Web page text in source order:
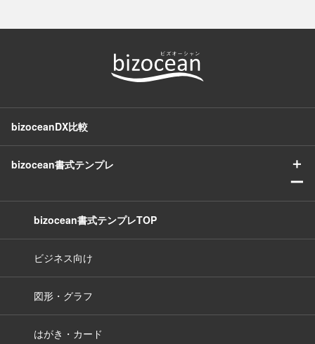
bizoceanDX比較
bizocean書式テンプレ
＋
ー
bizocean書式テンプレTOP
ビジネス向け
図形・グラフ
はがき・カード